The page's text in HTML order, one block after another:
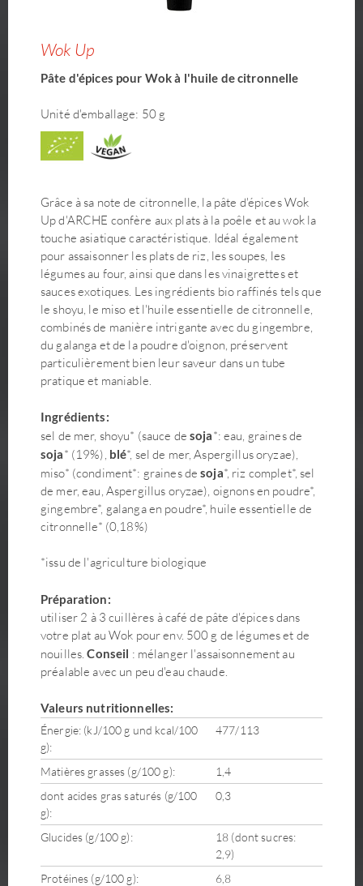
Wok Up
Pâte d'épices pour Wok à l'huile de citronnelle
Unité d'emballage: 50 g
Grâce à sa note de citronnelle, la pâte d'épices Wok
Up d'ARCHE confère aux plats à la poêle et au wok la
touche asiatique caractéristique. Idéal également
pour assaisonner les plats de riz, les soupes, les
légumes au four, ainsi que dans les vinaigrettes et
sauces exotiques. Les ingrédients bio raffinés tels que
le shoyu, le miso et l'huile essentielle de citronnelle,
combinés de manière intrigante avec du gingembre,
du galanga et de la poudre d'oignon, préservent
particulièrement bien leur saveur dans un tube
pratique et maniable.
Ingrédients:
sel de mer, shoyu* (sauce desoja*: eau, graines de
soja* (19%), blé*, sel de mer, Aspergillus oryzae),
miso* (condiment*: graines desoja*, riz complet*, sel
de mer, eau, Aspergillus oryzae), oignons en poudre*,
gingembre*, galanga en poudre*, huile essentielle de
citronnelle* (0,18%)
*issu de l'agriculture biologique
Préparation:
utiliser 2 à 3 cuillères à café de pâte d'épices dans
votre plat au Wok pour env. 500 g de légumes et de
nouilles.Conseil : mélanger l'assaisonnement au
préalable avec un peu d'eau chaude.
Valeurs nutritionnelles:
Énergie: (kJ/100 g und kcal/100
g):
477/113
Matières grasses (g/100 g):
1,4
dont acides gras saturés (g/100
g):
0,3
Glucides (g/100 g):
18 (dont sucres:
2,9)
Protéines (g/100 g):
6,8